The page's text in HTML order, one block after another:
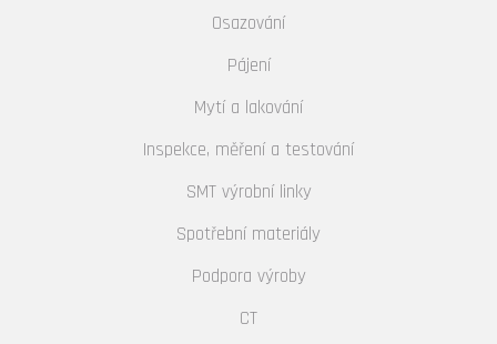
Osazování
Pájení
Mytí a lakování
Inspekce, měření a testování
SMT výrobní linky
Spotřební materiály
Podpora výroby
CT